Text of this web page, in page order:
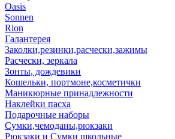
Oasis
Sonnen
Rion
Галантерея
Заколки,резинки,расчески,зажимы
Расчески, зеркала
Зонты, дождевики
Кошельки, портмоне,косметички
Маникюрные принадлежности
Наклейки пасха
Подарочные наборы
Сумки,чемоданы,рюкзаки
Рюкзаки и Сумки школьные